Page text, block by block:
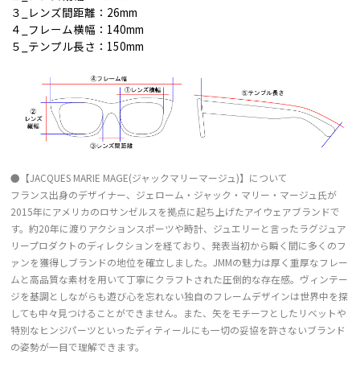
３_レンズ間距離：26mm
４_フレーム横幅：140mm
５_テンプル長さ：150mm
●【JACQUES MARIE MAGE(ジャックマリーマージュ)】について
フランス出身のデザイナー、ジェローム・ジャック・マリー・マージュ氏が
2015年にアメリカのロサンゼルスを拠点に起ち上げたアイウェアブランドで
す。約20年に渡りアクションスポーツや時計、ジュエリーと言ったラグジュア
リープロダクトのディレクションを経ており、発表当初から瞬く間に多くのフ
ァンを獲得しブランドの地位を確立しました。JMMの魅力は厚く重厚なフレー
ムと高品質な素材を用いて丁寧にクラフトされた圧倒的な存在感。ヴィンテー
ジを基調としながらも遊び心を忘れない独自のフレームデザインは世界中を探
しても中々見つけることができません。また、矢をモチーフとしたリベットや
特別なヒンジパーツといったディティールにも一切の妥協を許さないブランド
の姿勢が一目で理解できます。